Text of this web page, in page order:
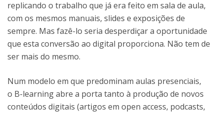
replicando o trabalho que já era feito em sala de aula,
com os mesmos manuais, slides e exposições de
sempre. Mas fazê-lo seria desperdiçar a oportunidade
que esta conversão ao digital proporciona. Não tem de
ser mais do mesmo.
Num modelo em que predominam aulas presenciais,
o B-learning abre a porta tanto à produção de novos
conteúdos digitais (artigos em open access, podcasts,